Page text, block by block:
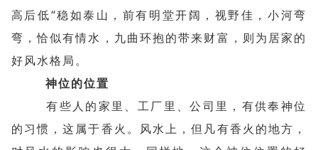
高后低”稳如泰山，前有明堂开阔，视野佳，小河弯
弯，恰似有情水，九曲环抱的带来财富，则为居家的
好风水格局。
神位的位置
有些人的家里、工厂里、公司里，有供奉神位
的习惯，这属于香火。风水上，但凡有香火的地方，